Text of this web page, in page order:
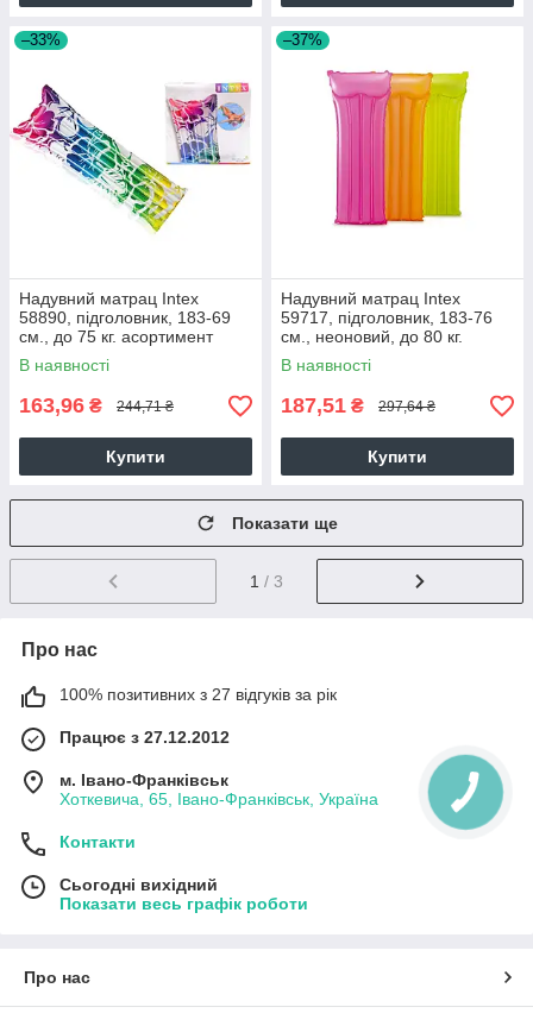
–33%
Надувний матрац Intex
58890, підголовник, 183-69
см., до 75 кг. асортимент
28325
В наявності
163,96 ₴ 244,71 ₴
Купити
–37%
Надувний матрац Intex
59717, підголовник, 183-76
см., неоновий, до 80 кг.
асортимент 28325
В наявності
187,51 ₴ 297,64 ₴
Купити
Показати ще
1 / 3
Про нас
100% позитивних з 27 відгуків за рік
Працює з 27.12.2012
м. Івано-Франківськ
Хоткевича, 65, Івано-Франківськ, Україна
Контакти
Сьогодні вихідний
Показати весь графік роботи
Про нас